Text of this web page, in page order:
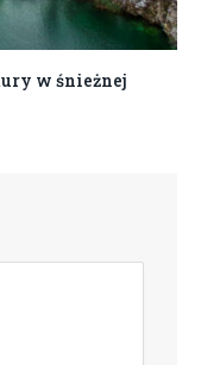
w śnieżnej